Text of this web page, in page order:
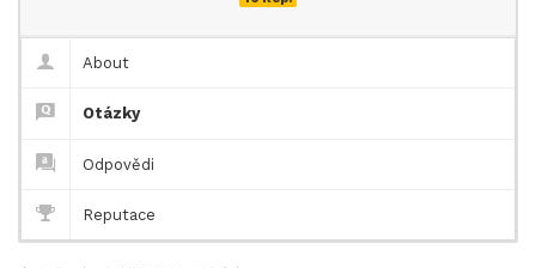
About
Otázky
Odpovědi
Reputace